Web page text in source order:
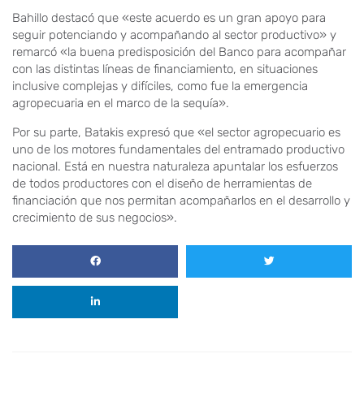
Bahillo destacó que «este acuerdo es un gran apoyo para
seguir potenciando y acompañando al sector productivo» y
remarcó «la buena predisposición del Banco para acompañar
con las distintas líneas de financiamiento, en situaciones
inclusive complejas y difíciles, como fue la emergencia
agropecuaria en el marco de la sequía».
Por su parte, Batakis expresó que «el sector agropecuario es
uno de los motores fundamentales del entramado productivo
nacional. Está en nuestra naturaleza apuntalar los esfuerzos
de todos productores con el diseño de herramientas de
financiación que nos permitan acompañarlos en el desarrollo y
crecimiento de sus negocios».